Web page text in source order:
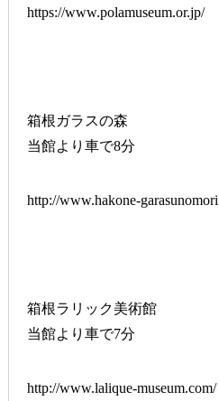
https://www.polamuseum.or.jp/
箱根ガラスの森
当館より車で8分
http://www.hakone-
箱根ラリック美術館
当館より車で7分
http://www.lalique-museum.com/